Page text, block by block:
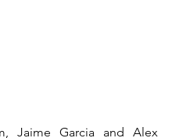
Jaime Garcia and Alex